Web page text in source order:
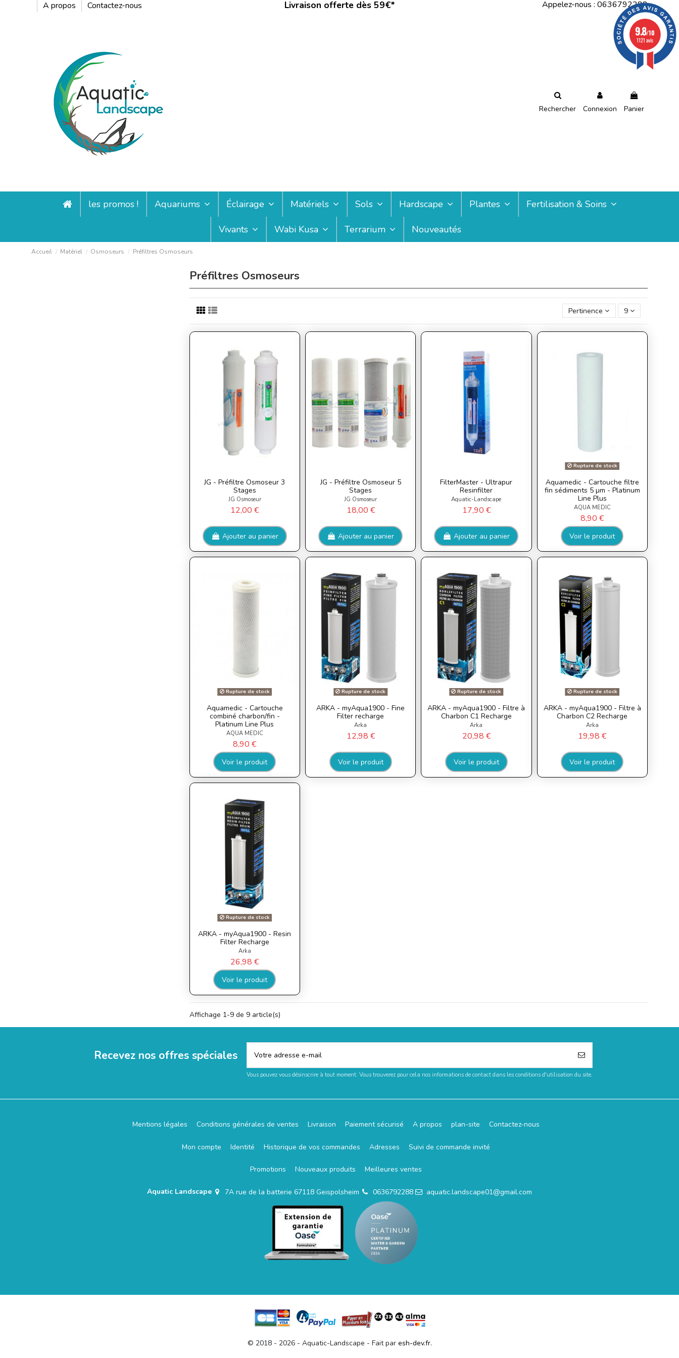
A propos Contactez-nous Livraison offerte dès 59€* Appelez-nous : 0636792288
Rechercher Connexion Panier
les promos ! Aquariums Éclairage Matériels Sols Hardscape Plantes Fertilisation & Soins
Vivants Wabi Kusa Terrarium Nouveautés
Accueil Matériel Osmoseurs Préfiltres Osmoseurs
Préfiltres Osmoseurs
Pertinence 9
JG - Préfiltre Osmoseur 3
Stages
JG Osmoseur
12,00 €
Ajouter au panier
JG - Préfiltre Osmoseur 5
Stages
JG Osmoseur
18,00 €
Ajouter au panier
FilterMaster - Ultrapur
Resinfilter
Aquatic-Landscape
17,90 €
Ajouter au panier
Rupture de stock
Aquamedic - Cartouche filtre
fin sédiments 5 µm - Platinum
Line Plus
AQUA MEDIC
8,90 €
Voir le produit
Rupture de stock
Aquamedic - Cartouche
combiné charbon/fin -
Platinum Line Plus
AQUA MEDIC
8,90 €
Voir le produit
Rupture de stock
ARKA - myAqua1900 - Fine
Filter recharge
Arka
12,98 €
Voir le produit
Rupture de stock
ARKA - myAqua1900 - Filtre à
Charbon C1 Recharge
Arka
20,98 €
Voir le produit
Rupture de stock
ARKA - myAqua1900 - Filtre à
Charbon C2 Recharge
Arka
19,98 €
Voir le produit
Rupture de stock
ARKA - myAqua1900 - Resin
Filter Recharge
Arka
26,98 €
Voir le produit
Affichage 1-9 de 9 article(s)
Recevez nos offres spéciales
Vous pouvez vous désinscrire à tout moment. Vous trouverez pour cela nos informations de contact dans les conditions d'utilisation du site.
Mentions légales Conditions générales de ventes Livraison Paiement sécurisé A propos plan-site Contactez-nous
Mon compte Identité Historique de vos commandes Adresses Suivi de commande invité
Promotions Nouveaux produits Meilleures ventes
Aquatic Landscape 7A rue de la batterie 67118 Geispolsheim 0636792288 aquatic.landscape01@gmail.com
© 2018 - 2026 - Aquatic-Landscape - Fait par esh-dev.fr.
9.8/10
1121 avis